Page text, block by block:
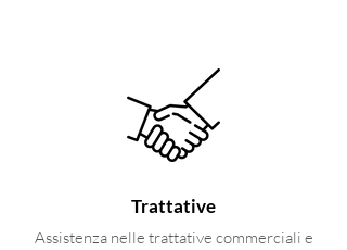
Trattative
Assistenza nelle trattative commerciali e